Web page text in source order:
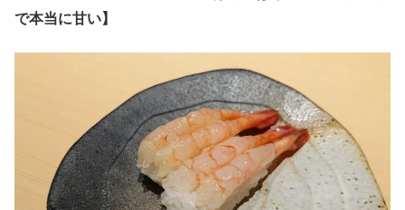
で本当に甘い】